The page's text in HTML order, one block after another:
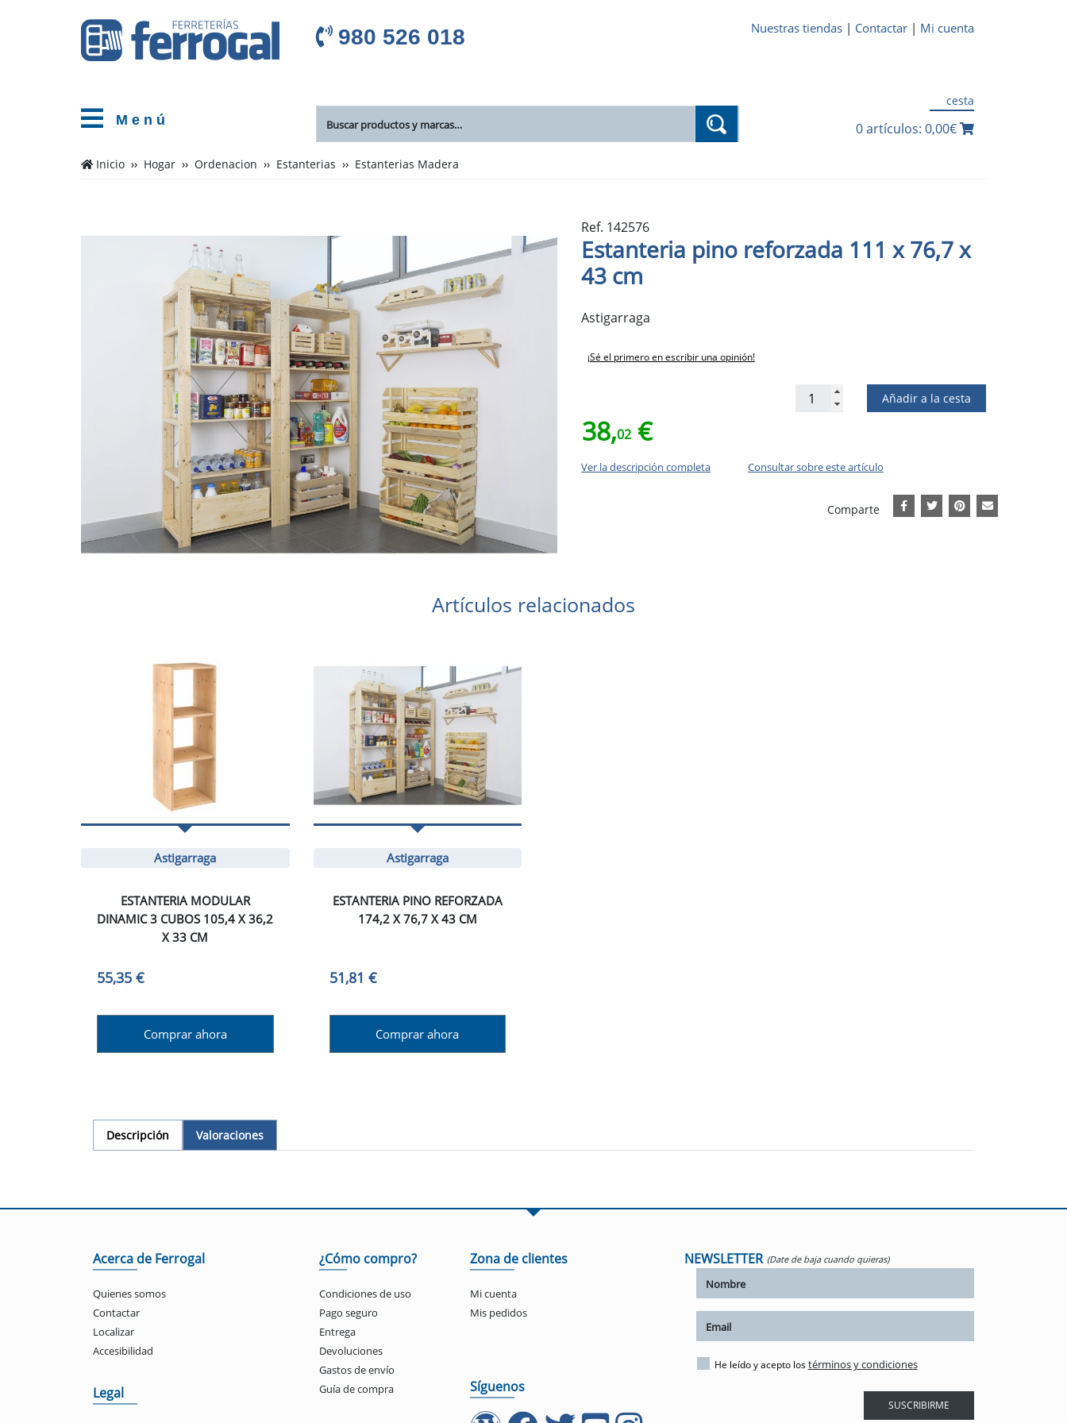
M e n ú
980 526 018 Nuestras tiendas | Contactar | Mi cuenta
cesta
0 artículos: 0,00€
Inicio Hogar Ordenacion Estanterias Estanterias Madera
Ref. 142576
Estanteria pino reforzada 111 x 76,7 x
43 cm
Astigarraga
¡Sé el primero en escribir una opinión!
Añadir a la cesta
38,02 €
Ver la descripción completa Consultar sobre este artículo
Comparte
Artículos relacionados
Astigarraga
ESTANTERIA MODULAR
DINAMIC 3 CUBOS 105,4 X 36,2
X 33 CM
55,35 €
Comprar ahora
Astigarraga
ESTANTERIA PINO REFORZADA
174,2 X 76,7 X 43 CM
51,81 €
Comprar ahora
Descripción Valoraciones
Acerca de Ferrogal
Quienes somos
Contactar
Localizar
Accesibilidad
Legal
¿Cómo compro?
Condiciones de uso
Pago seguro
Entrega
Devoluciones
Gastos de envío
Guía de compra
Zona de clientes
Mi cuenta
Mis pedidos
Síguenos
NEWSLETTER (Date de baja cuando quieras)
He leído y acepto lostérminos y condiciones
SUSCRIBIRME